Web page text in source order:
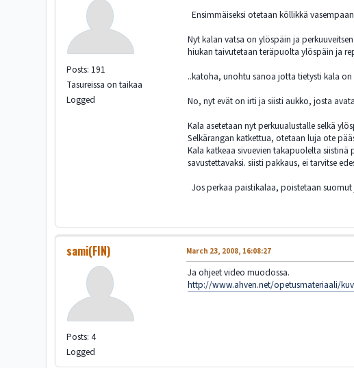
Posts: 191
Tasureissa on taikaa
Logged
Ensimmäiseksi otetaan köllikkä
Nyt kalan vatsa on ylöspäin ja
hiukan taivutetaan teräpuolta ylöspäin ja
..katoha, unohtu sanoa jotta tietysti kala
No, nyt evät on irti ja siisti aukko, josta
Kala asetetaan nyt perkuualustalle selkä
Selkärangan katkettua, otetaan luja ote
Kala katkeaa sivuevien takapuolelta
savustettavaksi. siisti pakkaus, ei tarvitse
Jos perkaa paistikalaa, poistetaan suomut
sami(FIN)
Posts: 4
Logged
March 23, 2008, 16:08:27
Ja ohjeet video muodossa.
http://www.ahven.net/opetusmateriaali/